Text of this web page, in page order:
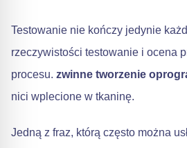
Testowanie nie kończy jedynie
rzeczywistości testowanie i ocena
procesu. zwinne tworzenie
nici wplecione w tkaninę.
Jedną z fraz, którą często można